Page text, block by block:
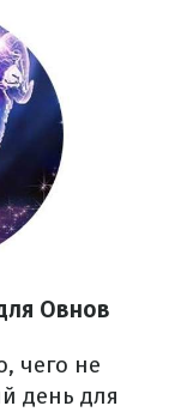
Овнов
чего не
день для